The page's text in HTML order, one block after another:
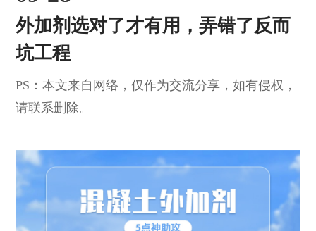
外加剂选对了才有用，弄错了反而
坑工程
PS：本文来自网络，仅作为交流分享，如有侵权，
请联系删除。